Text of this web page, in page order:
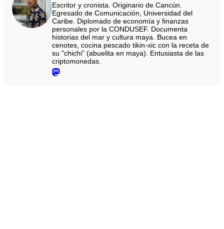
Escritor y cronista. Originario de Cancún.
Egresado de Comunicación, Universidad del
Caribe. Diplomado de economía y finanzas
personales por la CONDUSEF. Documenta
historias del mar y cultura maya. Bucea en
cenotes, cocina pescado tikin-xic con la receta de
su "chichi" (abuelita en maya). Entusiasta de las
criptomonedas.